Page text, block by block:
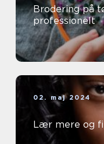
Brodering på
professionelt
02. maj 2024
Lær mere og